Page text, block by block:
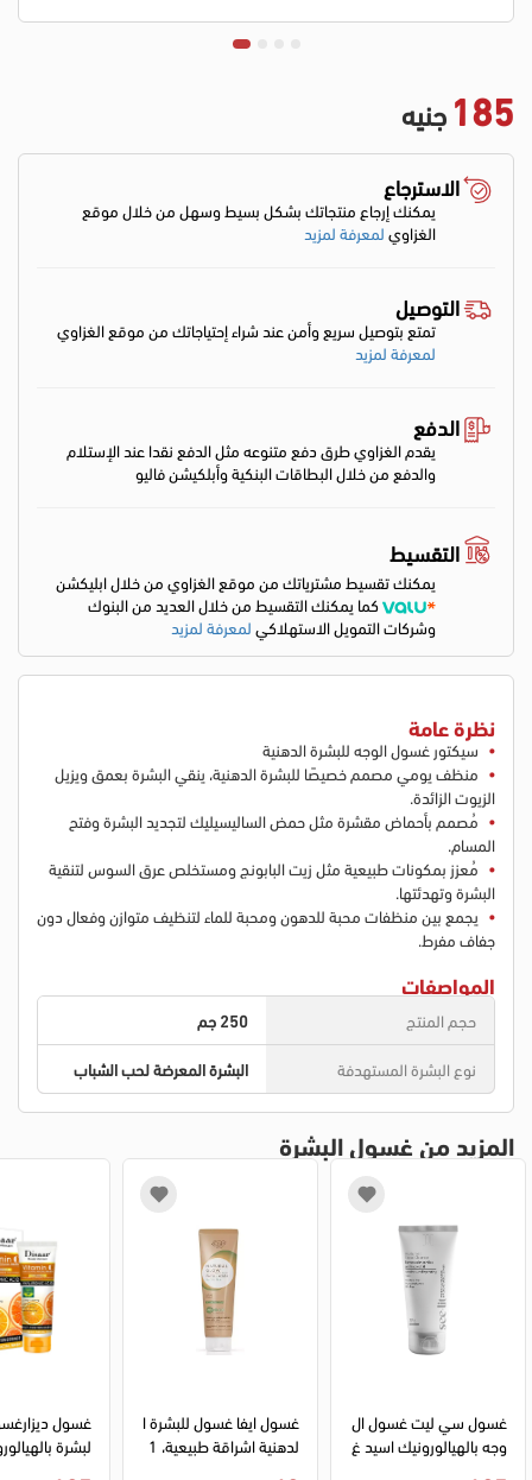
185 جنيه
الاسترجاع
يمكنك إرجاع منتجاتك بشكل بسيط وسهل من خلال موقع
الغزاويلمعرفة لمزيد
التوصيل
تمتع بتوصيل سريع وأمن عند شراء إحتياجاتك من موقع الغزاوي
لمعرفة لمزيد
الدفع
يقدم الغزاوي طرق دفع متنوعه مثل الدفع نقدا عند الإستلام
والدفع من خلال البطاقات البنكية وأبلكيشن فاليو
التقسيط
يمكنك تقسيط مشترياتك من موقع الغزاوي من خلال ابليكشن
كما يمكنك التقسيط من خلال العديد من البنوك
وشركات التمويل الاستهلاكيلمعرفة لمزيد
نظرة عامة
سيكتور غسول الوجه للبشرة الدهنية
منظف ​​يومي مصمم خصيصًا للبشرة الدهنية، ينقي البشرة بعمق ويزيل
الزيوت الزائدة.
مُصمم بأحماض مقشرة مثل حمض الساليسيليك لتجديد البشرة وفتح
المسام.
مُعزز بمكونات طبيعية مثل زيت البابونج ومستخلص عرق السوس لتنقية
البشرة وتهدئتها.
يجمع بين منظفات محبة للدهون ومحبة للماء لتنظيف متوازن وفعال دون
جفاف مفرط.
المواصفات
حجم المنتج
250 جم
نوع البشرة المستهدفة
البشرة المعرضة لحب الشباب
المزيد من غسول البشرة
غسول سي ليت غسول ال
وجه بالهيالورونيك اسيد غ
غسول ايفا غسول للبشرة ا
لدهنية اشراقة طبيعية، 1
غسول